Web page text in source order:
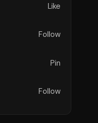
Like
Follow
Pin
Follow